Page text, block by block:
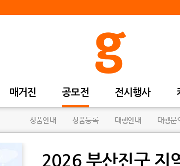
매거진 공모전 전시행사
상품안내 상품등록 대행안내 대행문
2026 부산진구 지